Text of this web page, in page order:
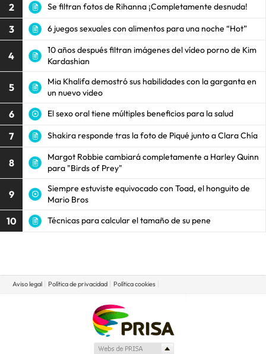
2 Se filtran fotos de Rihanna ¡Completamente desnuda!
3 6 juegos sexuales con alimentos para una noche “Hot”
4
10 años después filtran imágenes del vídeo porno de Kim
Kardashian
5
Mia Khalifa demostró sus habilidades con la garganta en
un nuevo video
6 El sexo oral tiene múltiples beneficios para la salud
7 Shakira responde tras la foto de Piqué junto a Clara Chía
8
Margot Robbie cambiará completamente a Harley Quinn
para "Birds of Prey"
9
Siempre estuviste equivocado con Toad, el honguito de
Mario Bros
10 Técnicas para calcular el tamaño de su pene
Aviso legal Política de privacidad Política cookies